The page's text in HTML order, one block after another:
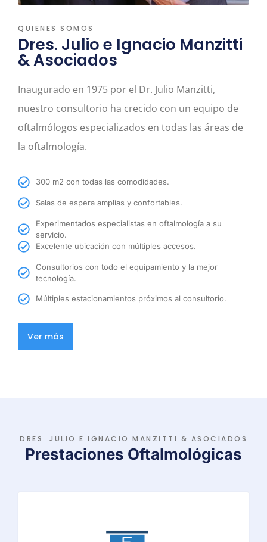
QUIENES SOMOS
Dres. Julio e Ignacio Manzitti
& Asociados
Inaugurado en 1975 por el Dr. Julio Manzitti,
nuestro consultorio ha crecido con un equipo de
oftalmólogos especializados en todas las áreas de
la oftalmología.
300 m2 con todas las comodidades.
Salas de espera amplias y confortables.
Experimentados especialistas en oftalmología a su
servicio.
Excelente ubicación con múltiples accesos.
Consultorios con todo el equipamiento y la mejor
tecnología.
Múltiples estacionamientos próximos al consultorio.
Ver más
DRES. JULIO E IGNACIO MANZITTI & ASOCIADOS
Prestaciones Oftalmológicas